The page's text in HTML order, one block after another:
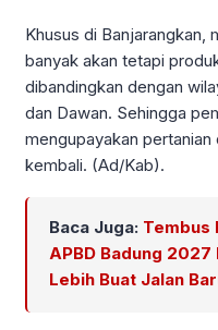
Khusus di Banjarangkan,
banyak akan tetapi
dibandingkan dengan
dan Dawan. Sehingga
mengupayakan
kembali. (Ad/Kab).
Baca Juga: Tembus
APBD Badung
Lebih Buat Jalan